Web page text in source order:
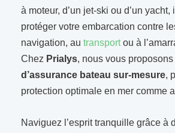
à moteur, d’un jet-ski ou d’un
protéger votre embarcation contre
navigation, au transportou à
Chez Prialys, nous vous
d’assurance bateau sur-mesure,
protection optimale en mer comme
Naviguez l’esprit tranquille grâce à